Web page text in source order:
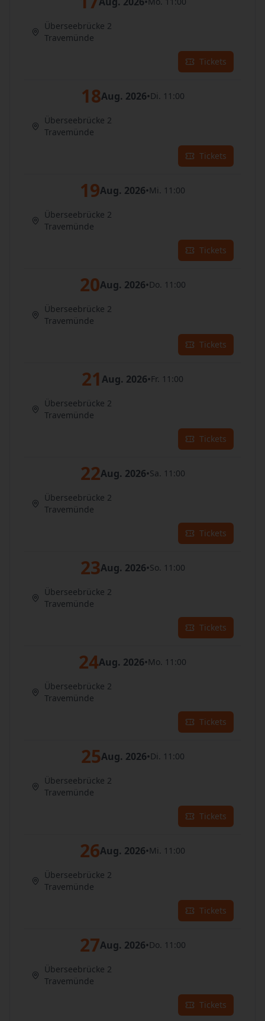
Überseebrücke 2
Travemünde
Tickets
18Aug. 2026•Di. 11:00
Überseebrücke 2
Travemünde
Tickets
19Aug. 2026•Mi. 11:00
Überseebrücke 2
Travemünde
Tickets
20Aug. 2026•Do. 11:00
Überseebrücke 2
Travemünde
Tickets
21 Aug. 2026•Fr. 11:00
Überseebrücke 2
Travemünde
Tickets
22Aug. 2026•Sa. 11:00
Überseebrücke 2
Travemünde
Tickets
23Aug. 2026•So. 11:00
Überseebrücke 2
Travemünde
Tickets
24Aug. 2026•Mo. 11:00
Überseebrücke 2
Travemünde
Tickets
25Aug. 2026•Di. 11:00
Überseebrücke 2
Travemünde
Tickets
26Aug. 2026•Mi. 11:00
Überseebrücke 2
Travemünde
Tickets
27Aug. 2026•Do. 11:00
Überseebrücke 2
Travemünde
Tickets